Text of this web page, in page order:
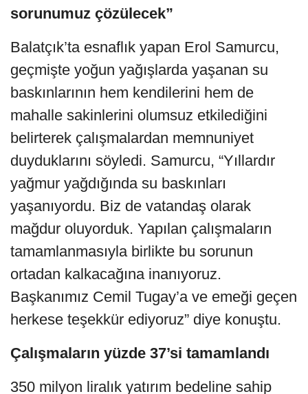
sorunumuz çözülecek”
Balatçık’ta esnaflık yapan Erol Samurcu,
geçmişte yoğun yağışlarda yaşanan su
baskınlarının hem kendilerini hem de
mahalle sakinlerini olumsuz etkilediğini
belirterek çalışmalardan memnuniyet
duyduklarını söyledi. Samurcu, “Yıllardır
yağmur yağdığında su baskınları
yaşanıyordu. Biz de vatandaş olarak
mağdur oluyorduk. Yapılan çalışmaların
tamamlanmasıyla birlikte bu sorunun
ortadan kalkacağına inanıyoruz.
Başkanımız Cemil Tugay’a ve emeği geçen
herkese teşekkür ediyoruz” diye konuştu.
Çalışmaların yüzde 37’si tamamlandı
350 milyon liralık yatırım bedeline sahip